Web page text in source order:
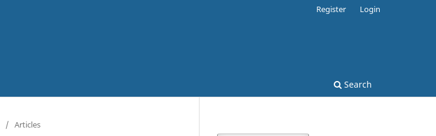
Search
Register Login
/ Articles